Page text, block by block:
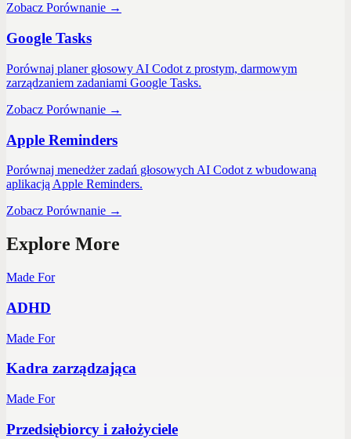
Zobacz Porównanie →
Google Tasks
Porównaj planer głosowy AI Codot z prostym, darmowym
zarządzaniem zadaniami Google Tasks.
Zobacz Porównanie →
Apple Reminders
Porównaj menedżer zadań głosowych AI Codot z wbudowaną
aplikacją Apple Reminders.
Zobacz Porównanie →
Explore More
Made For
ADHD
Made For
Kadra zarządzająca
Made For
Przedsiębiorcy i założyciele